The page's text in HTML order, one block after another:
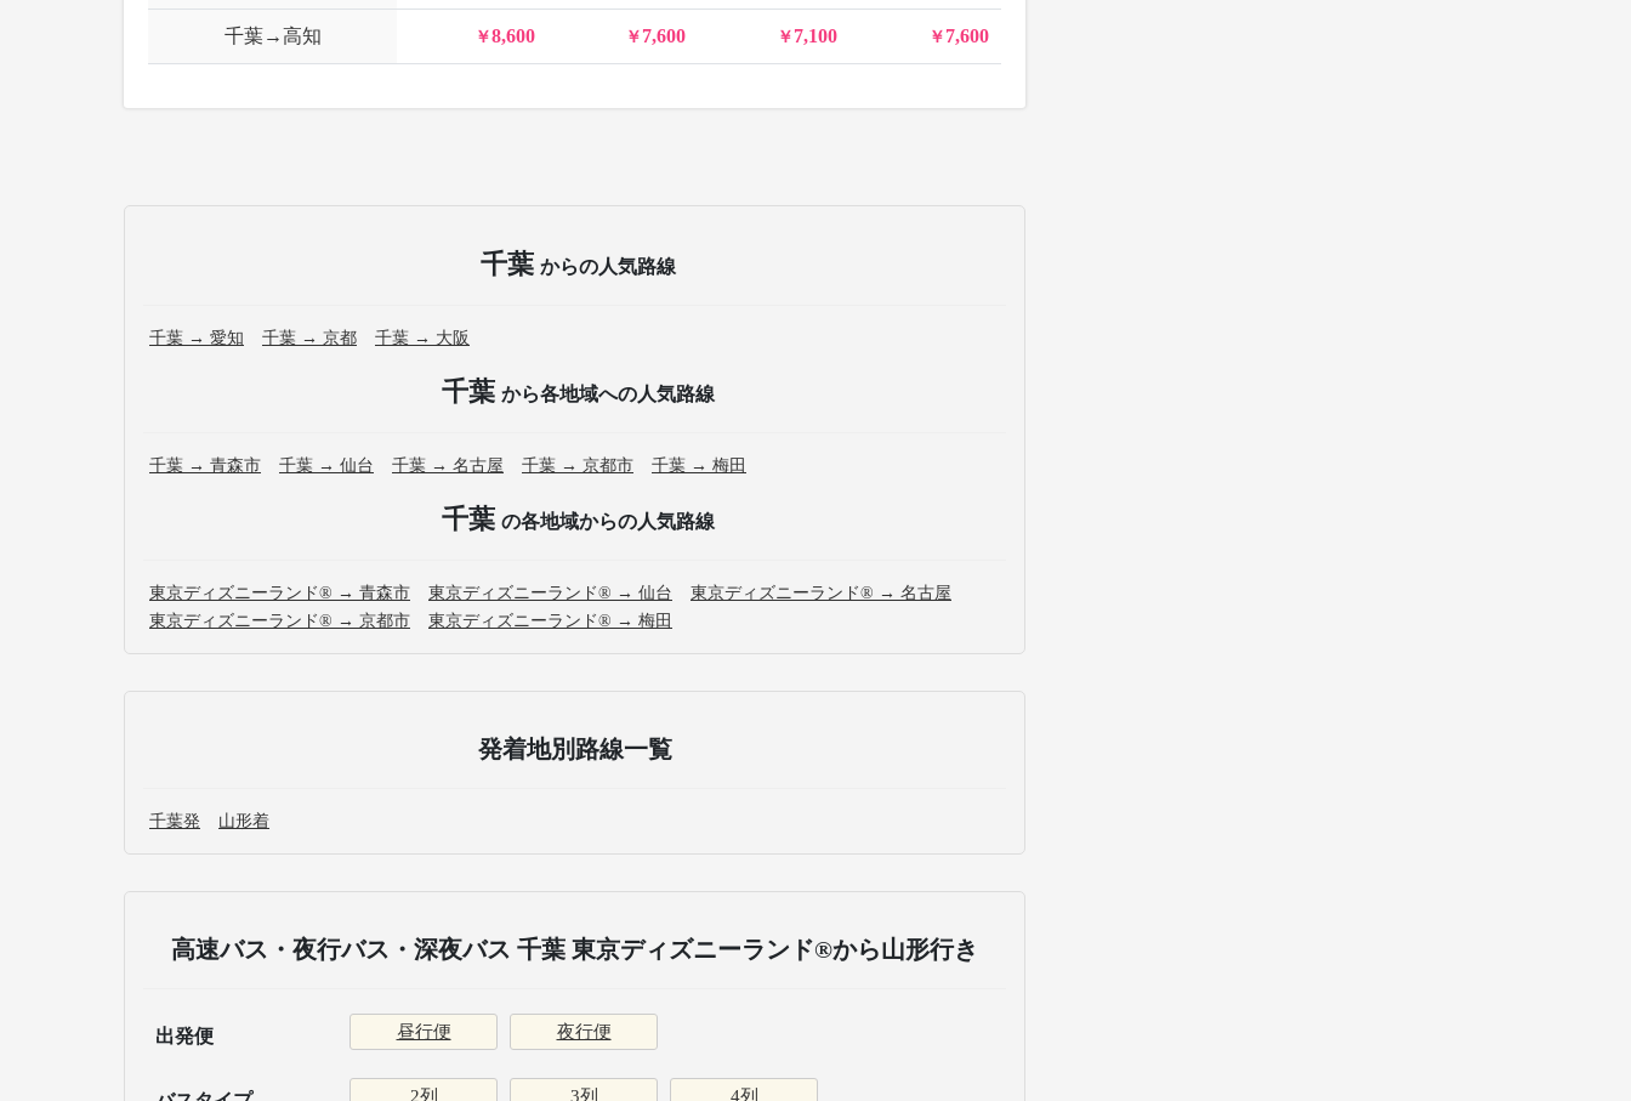
千葉→高知 8,600 7,600 7,100 7,600
千葉 からの人気路線
千葉 → 愛知 千葉 → 京都 千葉 → 大阪
千葉 から各地域への人気路線
千葉 → 青森市 千葉 → 仙台 千葉 → 名古屋 千葉 → 京都市 千葉 → 梅田
千葉 の各地域からの人気路線
東京ディズニーランド® → 青森市 東京ディズニーランド® → 仙台
東京ディズニーランド® → 名古屋
東京ディズニーランド® → 京都市
東京ディズニーランド® → 梅田
発着地別路線一覧
千葉発 山形着
高速バス・夜行バス・深夜バス 千葉 東京ディズニーランド®から山形行き
出発便 昼行便 夜行便
2列 3列 4列